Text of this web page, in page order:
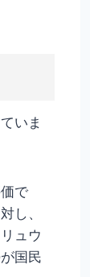
いま
で
し、
ュウ
国民